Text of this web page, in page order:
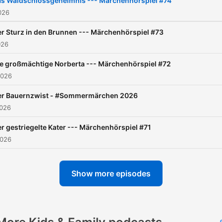
Geschichten aus eigener
produziert und ohne
zeitgenössischer
„Klassik für Kinder“ (RBB)
Kurzhörspielpreis – erzählt
produziert seit mehr als 25
Sturz in den Brunnen --- Märchenhörspiel #73
großmächtige Norberta --- Märchenhörspiel #72
Bauernzwist - #Sommermärchen 2026
gestriegelte Kater --- Märchenhörspiel #71
Show more episodes